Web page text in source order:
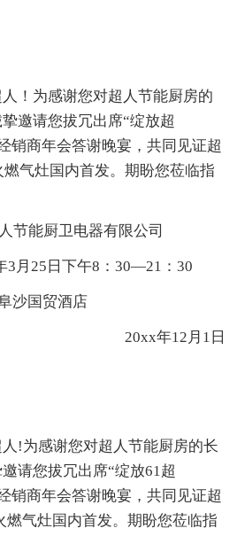
！为感谢您对超人节能厨房的
邀请您拔冗出席“绽放超
销商年会答谢晚宴，共同见证超
燃气灶国内首发。期盼您莅临指
节能厨卫电器有限公司
3月25日下午8：30—21：30
沙国贸酒店
20xx年12月1日
!为感谢您对超人节能厨房的长
请您拔冗出席“绽放61超
销商年会答谢晚宴，共同见证超
燃气灶国内首发。期盼您莅临指